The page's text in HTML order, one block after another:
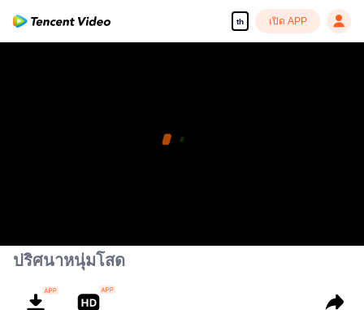
th เปิด APP
ปริศนาหนุ่มโสด